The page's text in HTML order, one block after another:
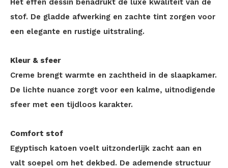
Het effen dessin benadrukt de luxe kwaliteit van de
stof. De gladde afwerking en zachte tint zorgen voor
een elegante en rustige uitstraling.
Kleur & sfeer
Creme brengt warmte en zachtheid in de slaapkamer.
De lichte nuance zorgt voor een kalme, uitnodigende
sfeer met een tijdloos karakter.
Comfort stof
Egyptisch katoen voelt uitzonderlijk zacht aan en
valt soepel om het dekbed. De ademende structuur